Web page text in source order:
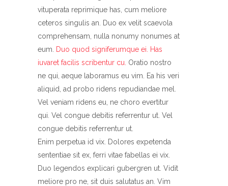
vituperata reprimique has, cum meliore
ceteros singulis an. Duo ex velit scaevola
comprehensam, nulla nonumy nonumes at
eum.
Duo quod signiferumque ei. Has
iuvaret facilis scribentur cu. Oratio nostro
ne qui, aeque laboramus eu vim. Ea his veri
aliquid, ad probo ridens repudiandae mel.
Vel veniam ridens eu, ne choro evertitur
qui. Vel congue debitis referrentur ut. Vel
congue debitis referrentur ut.
Enim perpetua id vix. Dolores expetenda
sententiae sit ex, ferri vitae fabellas ei vix.
Duo legendos explicari gubergren ut. Vidit
meliore pro ne, sit duis salutatus an. Vim